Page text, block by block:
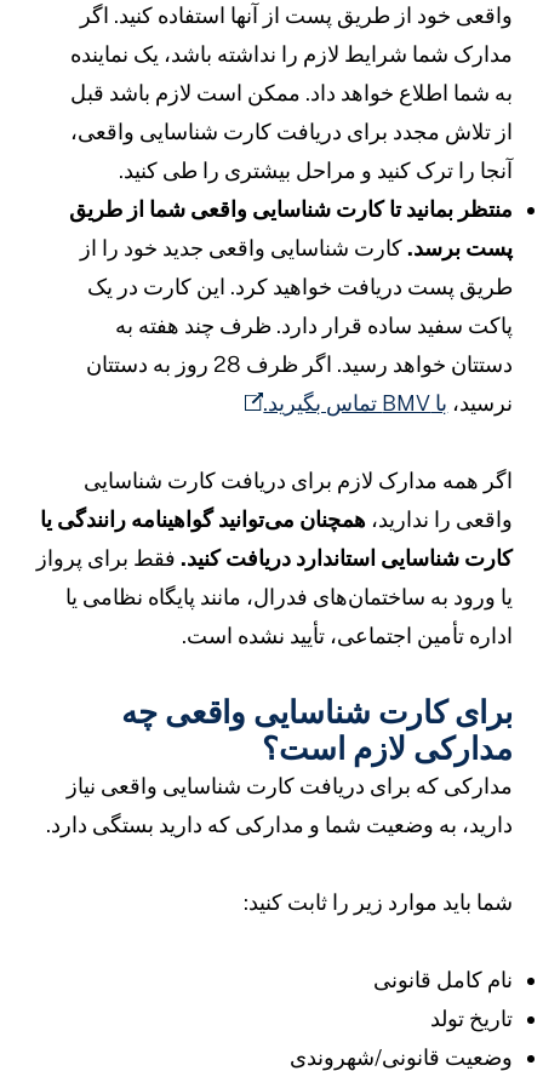
واقعی خود از طریق پست از آنها استفاده کنید. اگر
مدارک شما شرایط لازم را نداشته باشد، یک نماینده
به شما اطلاع خواهد داد. ممکن است لازم باشد قبل
از تلاش مجدد برای دریافت کارت شناسایی واقعی،
آنجا را ترک کنید و مراحل بیشتری را طی کنید.
منتظر بمانید تا کارت شناسایی واقعی شما از طریق
پست برسد.کارت شناسایی واقعی جدید خود را از
طریق پست دریافت خواهید کرد. این کارت در یک
پاکت سفید ساده قرار دارد. ظرف چند هفته به
دستتان خواهد رسید. اگر ظرف 28 روز به دستتان
نرسید،با BMV تماس بگیرید.
اگر همه مدارک لازم برای دریافت کارت شناسایی
واقعی را ندارید، همچنان می‌توانید گواهینامه رانندگی یا
کارت شناسایی استاندارد دریافت کنید.فقط برای پرواز
یا ورود به ساختمان‌های فدرال، مانند پایگاه نظامی یا
اداره تأمین اجتماعی، تأیید نشده است.
برای کارت شناسایی واقعی چه
مدارکی لازم است؟
مدارکی که برای دریافت کارت شناسایی واقعی نیاز
دارید، به وضعیت شما و مدارکی که دارید بستگی دارد.
شما باید موارد زیر را ثابت کنید:
نام کامل قانونی
تاریخ تولد
وضعیت قانونی/شهروندی